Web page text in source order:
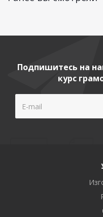
Подпишитесь на
курс